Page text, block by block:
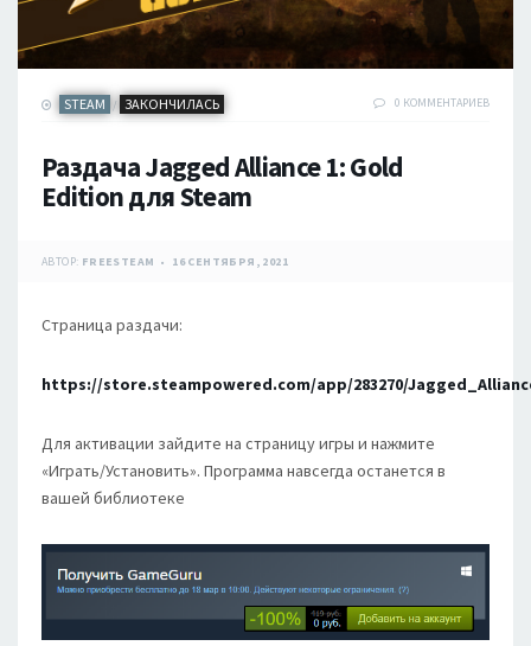
STEAM / ЗАКОНЧИЛАСЬ 0 КОММЕНТАРИЕВ
Раздача Jagged Alliance 1: Gold
Edition для Steam
АВТОР: FREESTEAM 16 СЕНТЯБРЯ, 2021
Страница раздачи:
https://store.steampowered.com/app/283270/
Для активации зайдите на страницу игры и нажмите
«Играть/Установить». Программа навсегда останется в
вашей библиотеке